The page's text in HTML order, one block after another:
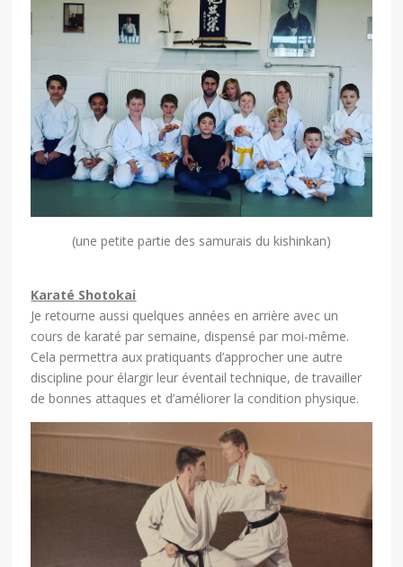
(une petite partie des samurais du kishinkan)
Karaté Shotokai
Je retourne aussi quelques années en arrière avec un
cours de karaté par semaine, dispensé par moi-même.
Cela permettra aux pratiquants d’approcher une autre
discipline pour élargir leur éventail technique, de travailler
de bonnes attaques et d’améliorer la condition physique.